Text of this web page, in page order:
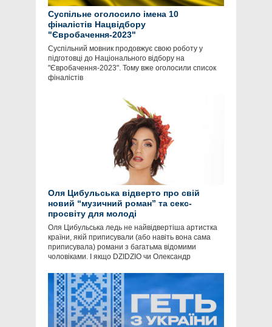
Суспільне оголосило імена 10
фіналістів Нацвідбору
"Євробачення-2023"
Суспільний мовник продовжує свою роботу у
підготовці до Національного відбору на
"Євробачення-2023". Тому вже оголосили список
фіналістів
Оля Цибульська відверто про свій
новий “музичний роман” та секс-
просвіту для молоді
Оля Цибульська ледь не найвідвертіша артистка
країни, якій приписували (або навіть вона сама
приписувала) романи з багатьма відомими
чоловіками. І якщо DZIDZIO чи Олександр